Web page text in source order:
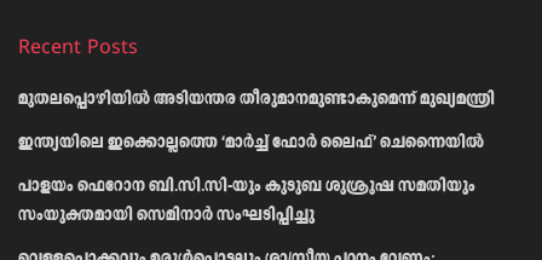
Recent Posts
മുതലപ്പൊഴിയിൽ അടിയന്തര തീരുമാനമുണ്ടാകുമെന്ന് മുഖ്യമന്ത്രി
ഇന്ത്യയിലെ ഇക്കൊല്ലത്തെ ‘മാർച്ച് ഫോർ ലൈഫ്’ ചെന്നൈയിൽ
പാളയം ഫെറോന ബി.സി.സി-യും കുടുബ ശുശ്രൂഷ സമതിയും
സംയുക്തമായി സെമിനാർ സംഘടിപ്പിച്ചു